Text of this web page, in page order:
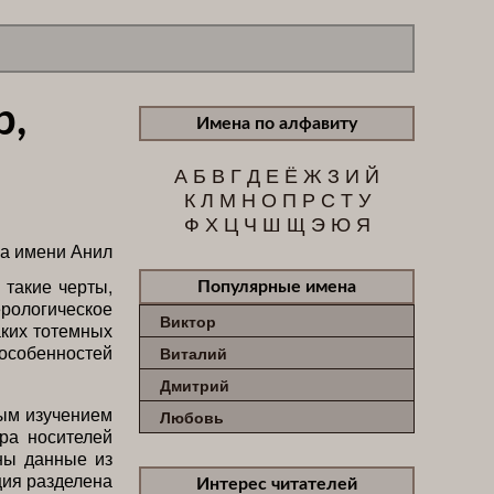
черты,
тотемных
изучением
носителей
данные из
разделена
Имена по алфавиту
А Б В ГД Е Ё Ж З И Й
К Л М Н О П Р С Т У
Ф Х Ц Ч Ш Щ Э Ю Я
Популярные имена
Виктор
Виталий
Дмитрий
Любовь
Интерес читателей